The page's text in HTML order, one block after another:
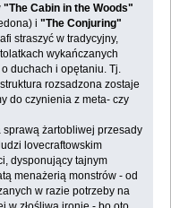
"The Cabin in the Woods"
i"The Conjuring"
straszyć w tradycyjny,
wykańczanych
duchach i opętaniu. Tj.
rozsadzona zostaje
do czynienia z meta- czy
żartobliwej przesady
lovecraftowskim
dysponujący tajnym
menażerią monstrów - od
w razie potrzeby na